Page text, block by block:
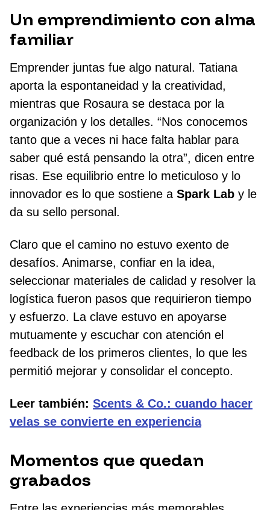
Un emprendimiento con alma
familiar
Emprender juntas fue algo natural. Tatiana
aporta la espontaneidad y la creatividad,
mientras que Rosaura se destaca por la
organización y los detalles. “Nos conocemos
tanto que a veces ni hace falta hablar para
saber qué está pensando la otra”, dicen entre
risas. Ese equilibrio entre lo meticuloso y lo
innovador es lo que sostiene a Spark Lab y le
da su sello personal.
Claro que el camino no estuvo exento de
desafíos. Animarse, confiar en la idea,
seleccionar materiales de calidad y resolver la
logística fueron pasos que requirieron tiempo
y esfuerzo. La clave estuvo en apoyarse
mutuamente y escuchar con atención el
feedback de los primeros clientes, lo que les
permitió mejorar y consolidar el concepto.
Leer también: Scents & Co.: cuando hacer
velas se convierte en experiencia
Momentos que quedan
grabados